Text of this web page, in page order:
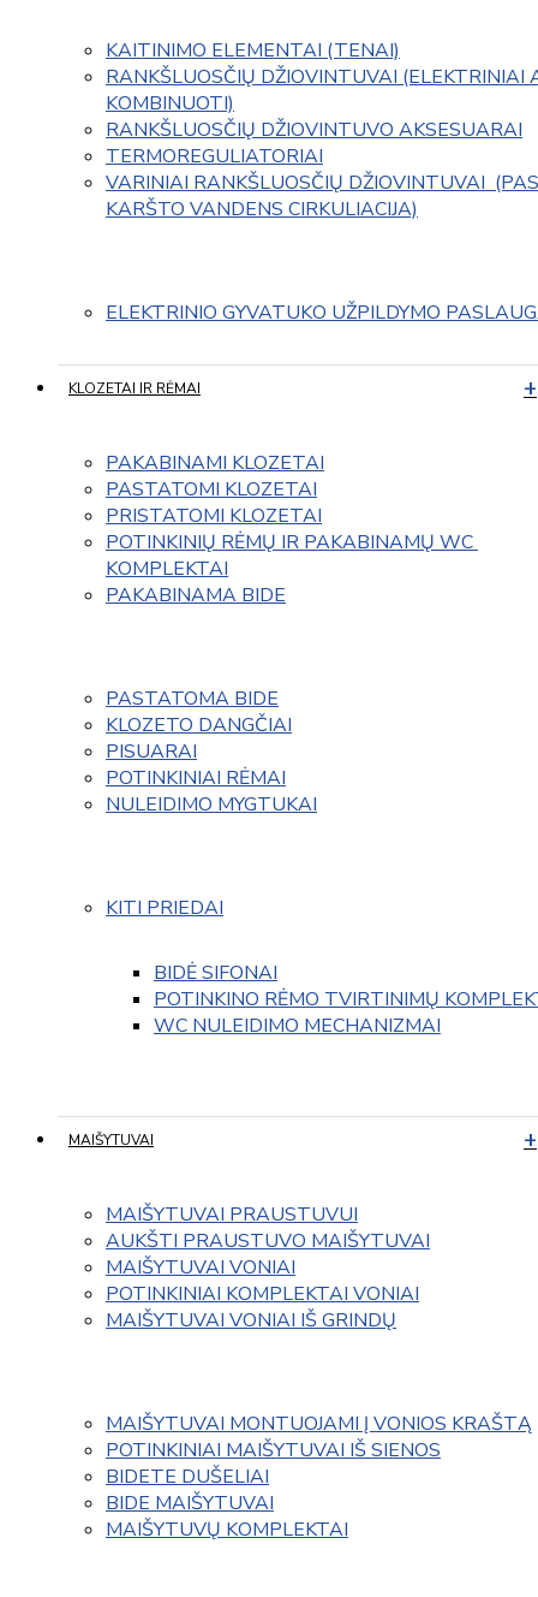
KAITINIMO ELEMENTAI (TENAI)
RANKŠLUOSČIŲ DŽIOVINTUVAI (ELEKTRINIAI
KOMBINUOTI)
RANKŠLUOSČIŲ DŽIOVINTUVO AKSESUARAI
TERMOREGULIATORIAI
VARINIAI RANKŠLUOSČIŲ DŽIOVINTUVAI
KARŠTO VANDENS CIRKULIACIJA)
ELEKTRINIO GYVATUKO UŽPILDYMO
KLOZETAI IR RĖMAI
PAKABINAMI KLOZETAI
PASTATOMI KLOZETAI
PRISTATOMI KLOZETAI
POTINKINIŲ RĖMŲ IR PAKABINAMŲ WC
KOMPLEKTAI
PAKABINAMA BIDE
PASTATOMA BIDE
KLOZETO DANGČIAI
PISUARAI
POTINKINIAI RĖMAI
NULEIDIMO MYGTUKAI
KITI PRIEDAI
BIDĖ SIFONAI
POTINKINO RĖMO TVIRTINIMŲ
WC NULEIDIMO MECHANIZMAI
MAIŠYTUVAI
MAIŠYTUVAI PRAUSTUVUI
AUKŠTI PRAUSTUVO MAIŠYTUVAI
MAIŠYTUVAI VONIAI
POTINKINIAI KOMPLEKTAI VONIAI
MAIŠYTUVAI VONIAI IŠ GRINDŲ
MAIŠYTUVAI MONTUOJAMI Į VONIOS KRAŠTĄ
POTINKINIAI MAIŠYTUVAI IŠ SIENOS
BIDETE DUŠELIAI
BIDE MAIŠYTUVAI
MAIŠYTUVŲ KOMPLEKTAI